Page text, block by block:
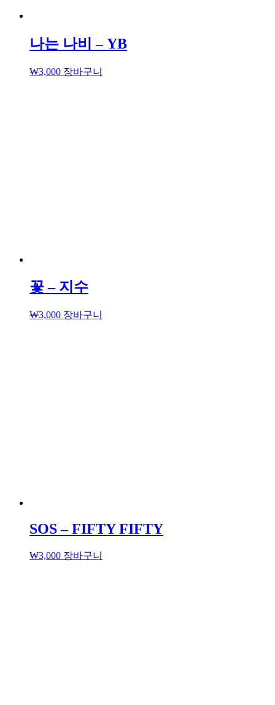
나는 나비 – YB
₩3,000 장바구니
꽃 – 지수
₩3,000 장바구니
SOS – FIFTY FIFTY
₩3,000 장바구니